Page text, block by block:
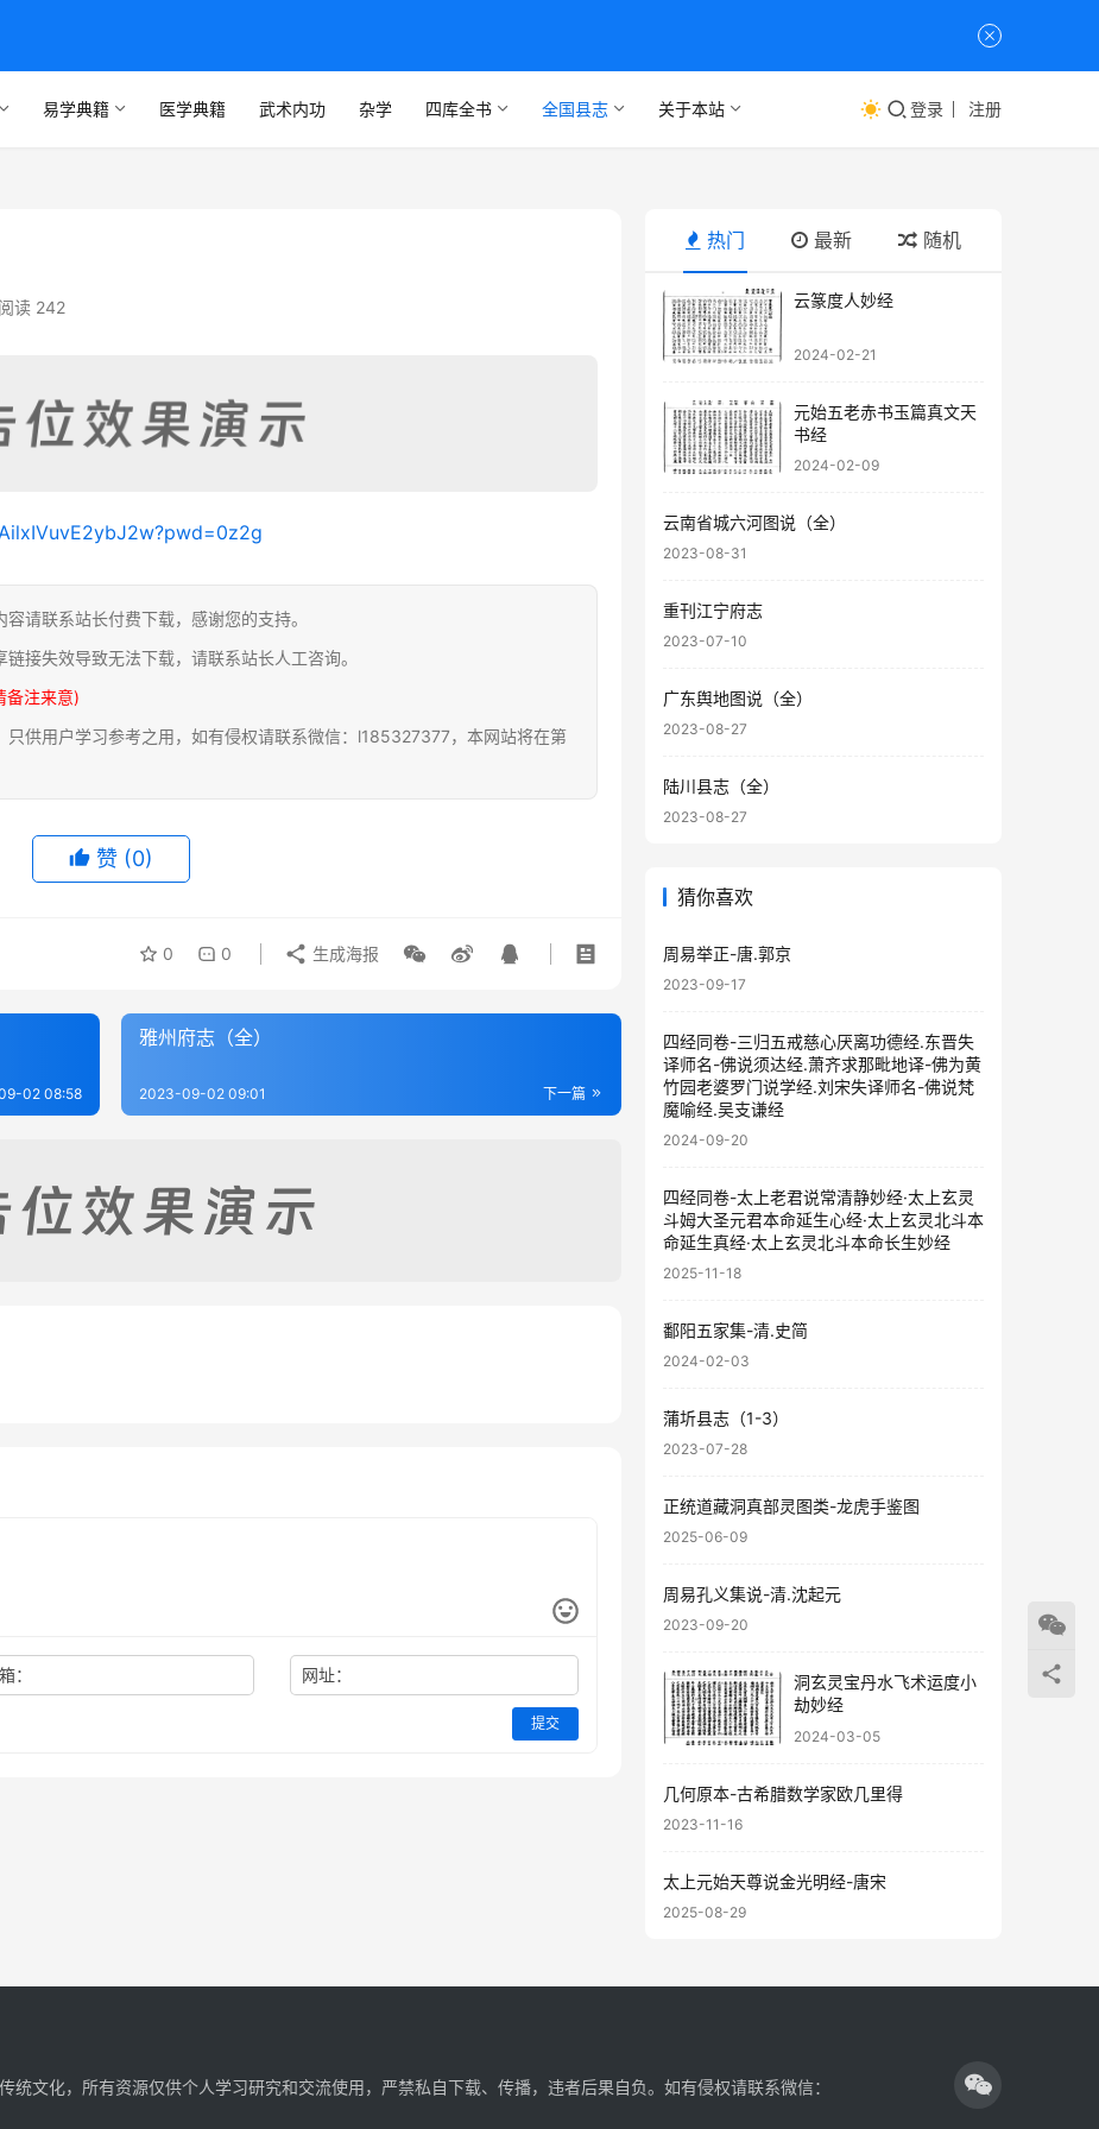
易学典籍 医学典籍 武术内功 杂学 四库全书 全国县志 关于本站 登录 注册
阅读 242
请联系站长付费下载，感谢您的支持。
接失效导致无法下载，请联系站长人工咨询。
备注来意)
供用户学习参考之用，如有侵权请联系微信：l185327377，本网站将在第
赞 (0)
0 0 生成海报
02 08:58
雅州府志（全）
下一篇
2023-09-02 09:01
： 网址：
提交
热门 最新 随机
云篆度人妙经
2024-02-21
元始五老赤书玉篇真文天
书经
2024-02-09
云南省城六河图说（全）
2023-08-31
重刊江宁府志
2023-07-10
广东舆地图说（全）
2023-08-27
陆川县志（全）
2023-08-27
猜你喜欢
周易举正-唐.郭京
2023-09-17
四经同卷-三归五戒慈心厌离功德经.东晋失
译师名-佛说须达经.萧齐求那毗地译-佛为黄
竹园老婆罗门说学经.刘宋失译师名-佛说梵
魔喻经.吴支谦经
2024-09-20
四经同卷-太上老君说常清静妙经·太上玄灵
斗姆大圣元君本命延生心经·太上玄灵北斗本
命延生真经·太上玄灵北斗本命长生妙经
2025-11-18
鄱阳五家集-清.史简
2024-02-03
蒲圻县志（1-3）
2023-07-28
正统道藏洞真部灵图类-龙虎手鉴图
2025-06-09
周易孔义集说-清.沈起元
2023-09-20
洞玄灵宝丹水飞术运度小
劫妙经
2024-03-05
几何原本-古希腊数学家欧几里得
2023-11-16
太上元始天尊说金光明经-唐宋
2025-08-29
文化，所有资源仅供个人学习研究和交流使用，严禁私自下载、传播，违者后果自负。如有侵权请联系微信：